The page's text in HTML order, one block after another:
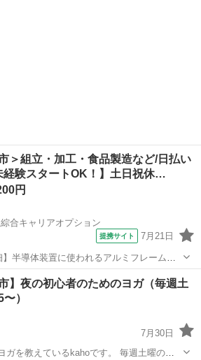
＞組立・加工・食品製造など/日払い
経験スタートOK！】土日祝休…
円
合キャリアオプション
提携サイト 7月21日
半導体装置に使われるアルミフレーム製
ームを六角レンチを使って組み立てたり、
。 大きなプラモデルを作る感覚です。 空調
な...
市】夜の初心者のためのヨガ（毎週土
）
7月30日
ガを教えているkahoです。 毎週土曜の